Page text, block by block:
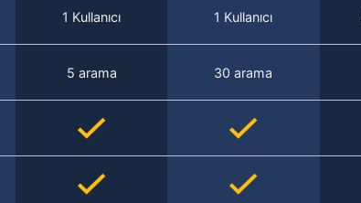
1 Kullanıcı 1 Kullanıcı
5 arama 30 arama